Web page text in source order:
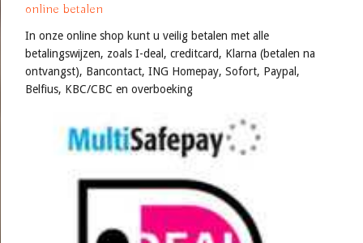
online betalen
In onze online shop kunt u veilig betalen met alle
betalingswijzen, zoals I-deal, creditcard, Klarna (betalen na
ontvangst), Bancontact, ING Homepay, Sofort, Paypal,
Belfius, KBC/CBC en overboeking